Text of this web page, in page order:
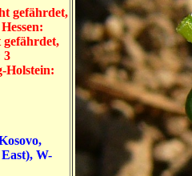
gefährdet,
gefährdet,
3
Holstein:
W-